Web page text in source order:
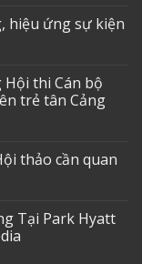
hiệu ứng sự kiện
thi Cán bộ
trẻ tân Cảng
thảo cần quan
Tại Park Hyatt